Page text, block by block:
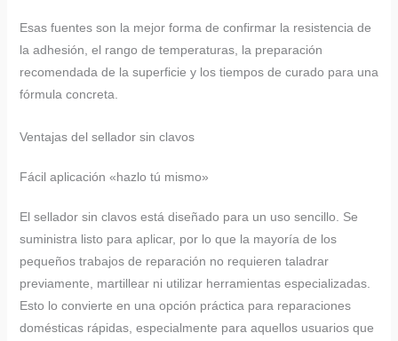
Esas fuentes son la mejor forma de confirmar la resistencia de
la adhesión, el rango de temperaturas, la preparación
recomendada de la superficie y los tiempos de curado para una
fórmula concreta.
Ventajas del sellador sin clavos
Fácil aplicación «hazlo tú mismo»
El sellador sin clavos está diseñado para un uso sencillo. Se
suministra listo para aplicar, por lo que la mayoría de los
pequeños trabajos de reparación no requieren taladrar
previamente, martillear ni utilizar herramientas especializadas.
Esto lo convierte en una opción práctica para reparaciones
domésticas rápidas, especialmente para aquellos usuarios que